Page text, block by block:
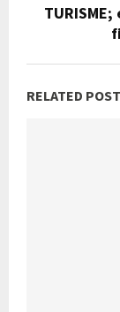
RELATED